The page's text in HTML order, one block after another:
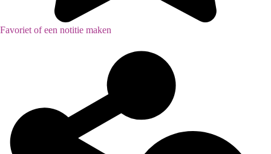
Favoriet of een notitie maken